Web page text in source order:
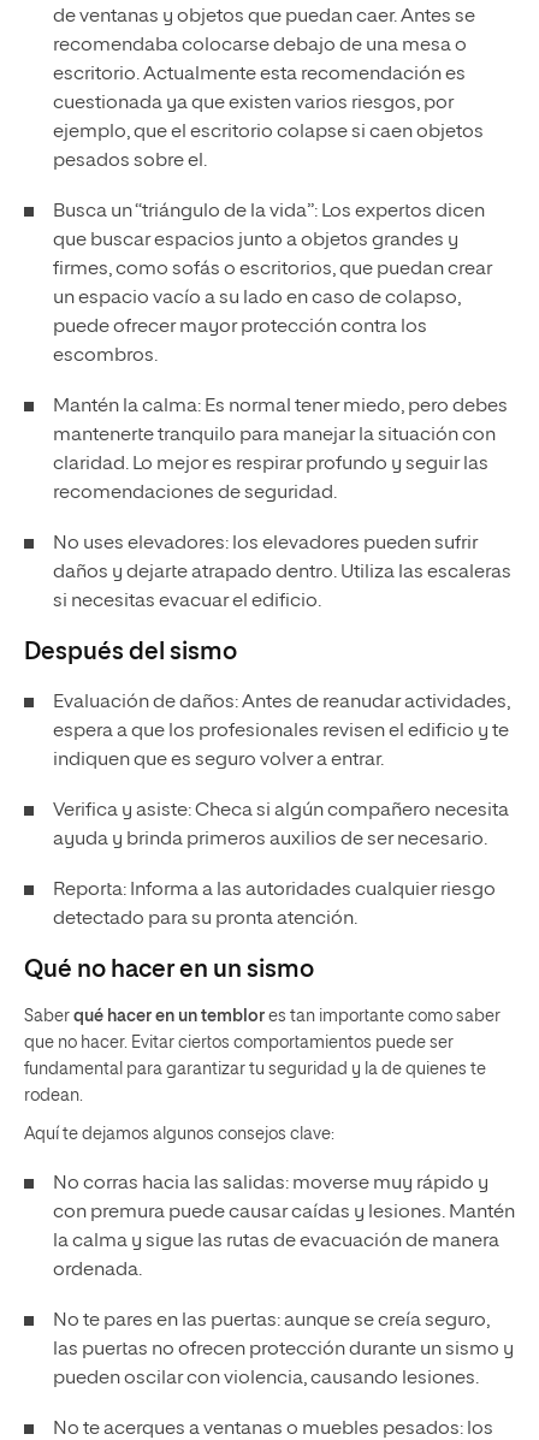
de ventanas y objetos que puedan caer. Antes se
recomendaba colocarse debajo de una mesa o
escritorio. Actualmente esta recomendación es
cuestionada ya que existen varios riesgos, por
ejemplo, que el escritorio colapse si caen objetos
pesados sobre el.
Busca un “triángulo de la vida”: Los expertos dicen
que buscar espacios junto a objetos grandes y
firmes, como sofás o escritorios, que puedan crear
un espacio vacío a su lado en caso de colapso,
puede ofrecer mayor protección contra los
escombros.
Mantén la calma: Es normal tener miedo, pero debes
mantenerte tranquilo para manejar la situación con
claridad. Lo mejor es respirar profundo y seguir las
recomendaciones de seguridad.
No uses elevadores: los elevadores pueden sufrir
daños y dejarte atrapado dentro. Utiliza las escaleras
si necesitas evacuar el edificio.
Después del sismo
Evaluación de daños: Antes de reanudar actividades,
espera a que los profesionales revisen el edificio y te
indiquen que es seguro volver a entrar.
Verifica y asiste: Checa si algún compañero necesita
ayuda y brinda primeros auxilios de ser necesario.
Reporta: Informa a las autoridades cualquier riesgo
detectado para su pronta atención.
Qué no hacer en un sismo
Saber qué hacer en un temblor es tan importante como saber
que no hacer. Evitar ciertos comportamientos puede ser
fundamental para garantizar tu seguridad y la de quienes te
rodean.
Aquí te dejamos algunos consejos clave:
No corras hacia las salidas: moverse muy rápido y
con premura puede causar caídas y lesiones. Mantén
la calma y sigue las rutas de evacuación de manera
ordenada.
No te pares en las puertas: aunque se creía seguro,
las puertas no ofrecen protección durante un sismo y
pueden oscilar con violencia, causando lesiones.
No te acerques a ventanas o muebles pesados: los